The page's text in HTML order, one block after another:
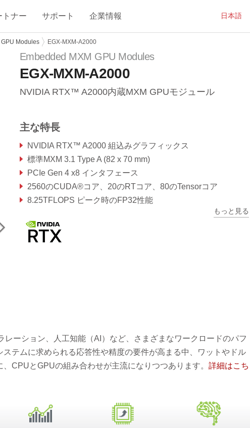
日本語
トナー サポート 企業情報
Modules EGX-MXM-A2000
Embedded MXM GPU Modules
EGX-MXM-A2000
NVIDIA RTX™ A2000内蔵MXM GPUモジュール
主な特長
NVIDIA RTX™ A2000 組込みグラフィックス
標準MXM 3.1 Type A (82 x 70 mm)
PCIe Gen 4 x8 インタフェース
2560のCUDA®コア、20のRTコア、80のTensorコア
8.25TFLOPS ピーク時のFP32性能
もっと見る
ーション、人工知能（AI）など、さまざまなワークロードのパフ
テムに求められる応答性や精度の要件が高まる中、ワットやドル
CPUとGPUの組み合わせが主流になりつつあります。 詳細はこち